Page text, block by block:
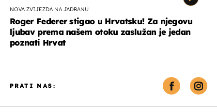
NOVA ZVIJEZDA NA JADRANU
Roger Federer stigao u Hrvatsku! Za njegovu
ljubav prema našem otoku zaslužan je jedan
poznati Hrvat
PRATI NAS: